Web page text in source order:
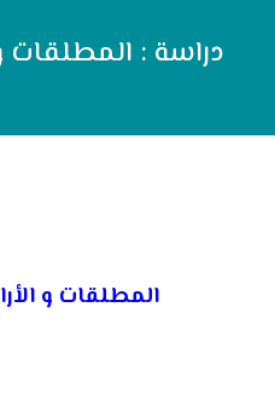
دراسة : المطلقات
المطلقات و